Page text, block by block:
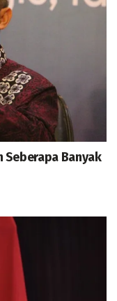
Seberapa Banyak